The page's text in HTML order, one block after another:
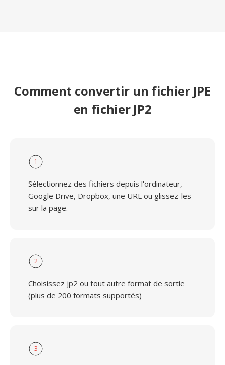
Comment convertir un fichier JPE
en fichier JP2
1
Sélectionnez des fichiers depuis l'ordinateur,
Google Drive, Dropbox, une URL ou glissez-les
sur la page.
2
Choisissez jp2 ou tout autre format de sortie
(plus de 200 formats supportés)
3